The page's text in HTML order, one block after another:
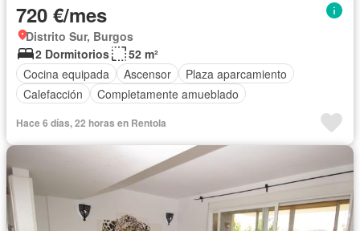
720 €/mes
Distrito Sur, Burgos
2 Dormitorios
52 m²
Cocina equipada
Ascensor
Plaza aparcamiento
Calefacción
Completamente amueblado
Hace 6 días, 22 horas en Rentola